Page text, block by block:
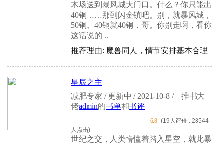
木场送到暴风城大门口。什么？你只能出
40铜……那到闪金镇吧。别，就暴风城，
50铜。40铜就40铜，哥。你别走啊，看你
这话说的 ...
推荐理由: 魔兽同人，情节安排基本合理
星辰之主
减肥专家 / 更新中 / 2021-10-8 /
推书大
佬admin的书单和书评
6.8 (19人评价 , 28544
人点击)
世纪之交，人类懵懂着踏入星空，就此暴